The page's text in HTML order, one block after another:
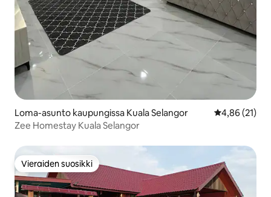
Loma-asunto kaupungissa Kuala Selangor
4,86 (21)
Zee Homestay Kuala Selangor
Vieraiden suosikki
Vieraiden suosikki